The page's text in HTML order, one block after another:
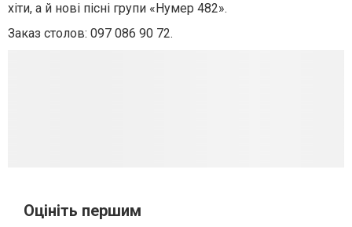
хіти, а й нові пісні групи «Нумер 482».
Заказ столов: 097 086 90 72.
Оцініть першим